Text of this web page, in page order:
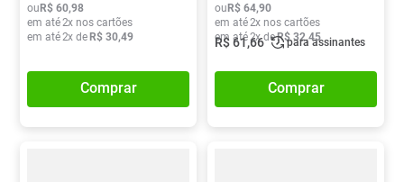
ouR$ 60,98
em até2x nos cartões
em até2x deR$ 30,49
Comprar
ouR$ 64,90
em até2x nos cartões
em até2x deR$ 32,45
R$61,66 para assinantes
Comprar